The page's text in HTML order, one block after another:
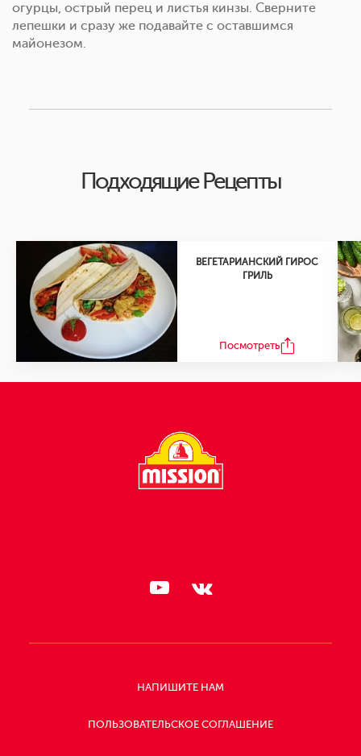
огурцы, острый перец и листья кинзы. Сверните
лепешки и сразу же подавайте с оставшимся
майонезом.
Подходящие Рецепты
ВЕГЕТАРИАНСКИЙ ГИРОС
ГРИЛЬ
Посмотреть
НАПИШИТЕ НАМ
ПОЛЬЗОВАТЕЛЬСКОЕ СОГЛАШЕНИЕ